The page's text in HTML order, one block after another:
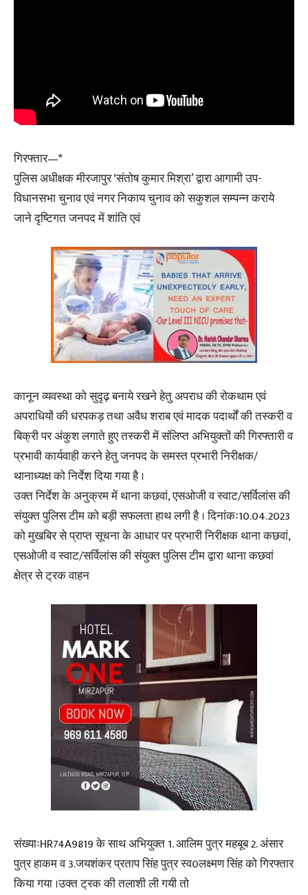
गिरफ्तार—*
पुलिस अधीक्षक मीरजापुर ‘संतोष कुमार मिश्रा’ द्वारा आगामी उप-
विधानसभा चुनाव एवं नगर निकाय चुनाव को सकुशल सम्पन्न कराये
जाने दृष्टिगत जनपद में शांति एवं
कानून व्यवस्था को सुदृढ़ बनाये रखने हेतु अपराध की रोकथाम एवं
अपराधियों की धरपकड़ तथा अवैध शराब एवं मादक पदार्थों की तस्करी व
बिक्री पर अंकुश लगाते हुए तस्करी में संलिप्त अभियुक्तों की गिरफ्तारी व
प्रभावी कार्यवाही करने हेतु जनपद के समस्त प्रभारी निरीक्षक/
थानाध्यक्ष को निर्देश दिया गया है ।
उक्त निर्देश के अनुक्रम में थाना कछवां, एसओजी व स्वाट/सर्विलांस की
संयुक्त पुलिस टीम को बड़ी सफलता हाथ लगी है । दिनांकः10.04.2023
को मुखबिर से प्राप्त सूचना के आधार पर प्रभारी निरीक्षक थाना कछवां,
एसओजी व स्वाट/सर्विलांस की संयुक्त पुलिस टीम द्वारा थाना कछवां
क्षेत्र से ट्रक वाहन
संख्याःHR74A9819 के साथ अभियुक्त 1. आलिम पुत्र महबूब 2. अंसार
पुत्र हाकम व 3.जयशंकर प्रताप सिंह पुत्र स्व0लक्ष्मण सिंह को गिरफ्तार
किया गया ।उक्त ट्रक की तलाशी ली गयी तो